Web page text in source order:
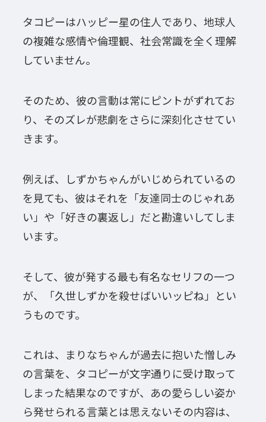
タコピーはハッピー星の住人であり、地球人
の複雑な感情や倫理観、社会常識を全く理解
していません。
そのため、彼の言動は常にピントがずれてお
り、そのズレが悲劇をさらに深刻化させてい
きます。
例えば、しずかちゃんがいじめられているの
を見ても、彼はそれを「友達同士のじゃれあ
い」や「好きの裏返し」だと勘違いしてしま
います。
そして、彼が発する最も有名なセリフの一つ
が、「久世しずかを殺せばいいッピね」とい
うものです。
これは、まりなちゃんが過去に抱いた憎しみ
の言葉を、タコピーが文字通りに受け取って
しまった結果なのですが、あの愛らしい姿か
ら発せられる言葉とは思えないその内容は、